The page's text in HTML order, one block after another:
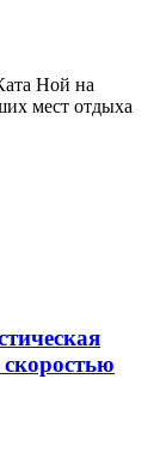
Ной на
мест отдыха